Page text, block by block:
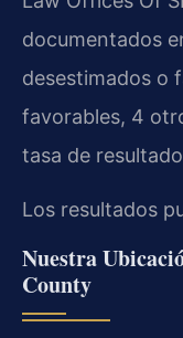
documentados
desestimados o
favorables, 4
tasa de
Los resultados
Nuestra
County